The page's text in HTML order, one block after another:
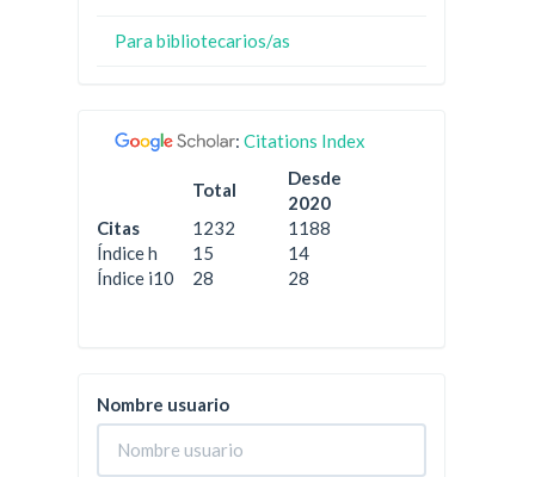
Para bibliotecarios/as
: Citations Index
Total
Desde
2020
Citas
1232
1188
Índice h
15
14
Índice i10
28 28
Nombre usuario